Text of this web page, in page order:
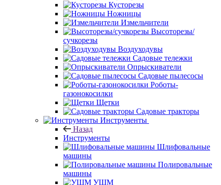
Кусторезы
Ножницы
Измельчители
Высоторезы/
сучкорезы
Воздуходувы
Садовые тележки
Опрыскиватели
Садовые пылесосы
Роботы-
газонокосилки
Щетки
Садовые тракторы
Инструменты
Назад
Инструменты
Шлифовальные
машины
Полировальные
машины
УШМ